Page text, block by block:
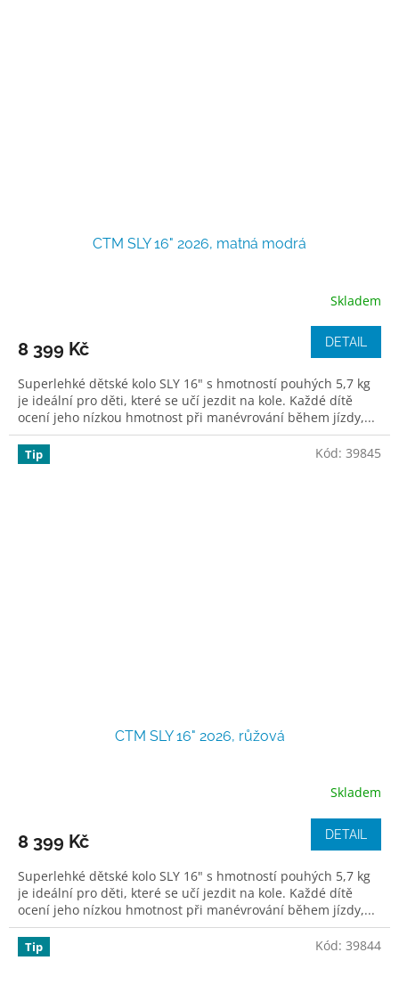
CTM SLY 16" 2026, matná modrá
Skladem
8 399 Kč DETAIL
Superlehké dětské kolo SLY 16" s hmotností pouhých 5,7 kg
je ideální pro děti, které se učí jezdit na kole. Každé dítě
ocení jeho nízkou hmotnost při manévrování během jízdy,...
Tip
CTM SLY 16" 2026, růžová
Skladem
8 399 Kč DETAIL
Superlehké dětské kolo SLY 16" s hmotností pouhých 5,7 kg
je ideální pro děti, které se učí jezdit na kole. Každé dítě
ocení jeho nízkou hmotnost při manévrování během jízdy,...
Kód: 39845
Tip Kód: 39844